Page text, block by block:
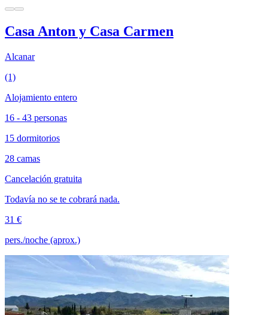
Casa Anton y Casa Carmen
Alcanar
(1)
Alojamiento entero
16 - 43 personas
15 dormitorios
28 camas
Cancelación gratuita
Todavía no se te cobrará nada.
31 €
pers./noche (aprox.)